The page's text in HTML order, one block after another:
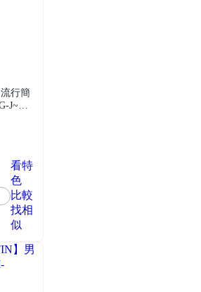
行簡
J~送
看特
色
比較
找相
似